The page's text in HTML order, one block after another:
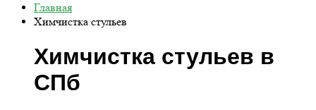
Главная
Химчистка стульев
Химчистка стульев в
СПб